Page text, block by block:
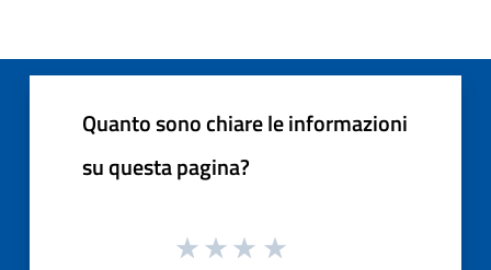
Quanto sono chiare le informazioni
su questa pagina?